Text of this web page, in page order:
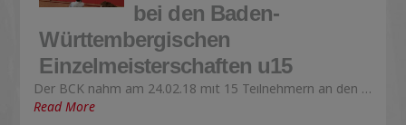
bei den Baden-
Württembergischen
Einzelmeisterschaften u15
Der BCK nahm am 24.02.18 mit 15 Teilnehmern an den …
Read More